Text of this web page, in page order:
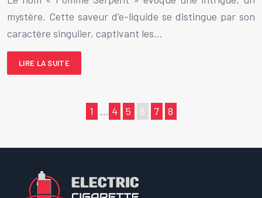
mystère. Cette saveur d’e-liquide se distingue par son
caractère singulier, captivant les…
LIRE LA SUITE
1 … 4 5 6 7 8